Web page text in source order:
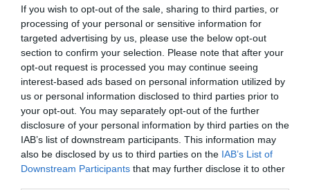
If you wish to opt-out of the sale, sharing to third parties, or
processing of your personal or sensitive information for
targeted advertising by us, please use the below opt-out
section to confirm your selection. Please note that after your
opt-out request is processed you may continue seeing
interest-based ads based on personal information utilized by
us or personal information disclosed to third parties prior to
your opt-out. You may separately opt-out of the further
disclosure of your personal information by third parties on the
IAB’s list of downstream participants. This information may
also be disclosed by us to third parties on the IAB’s List of
Downstream Participants that may further disclose it to other
ελκυστική για να ζει και να δημιουργεί κανείς.
Ξέρω ότι δεν έχουν λυθεί όλα τα προβλήματα.
Μένουν πολλά ακόμη να γίνουν, ώστε οι νέοι μας
να βρίσκουν εδώ ακόμη περισσότερες ευκαιρίες,
καλύτερες αμοιβές και ένα κράτος που
ανταμείβει την προσπάθεια. Ωστόσο, τα
στοιχεία δείχνουν ότι βρισκόμαστε στον σωστό
δρόμο. Συνεχίζουμε με συνέπεια, ώστε η Ελλάδα
να γίνει οριστικά μια χώρα επιστροφής,
προοπτικής και αισιοδοξίας για όλους τους
Έλληνες.